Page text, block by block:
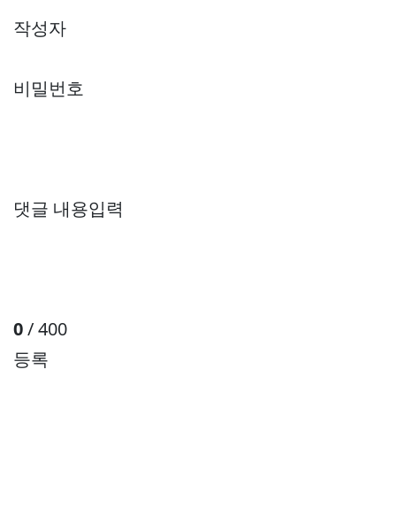
작성자
비밀번호
댓글 내용입력
0/ 400
등록